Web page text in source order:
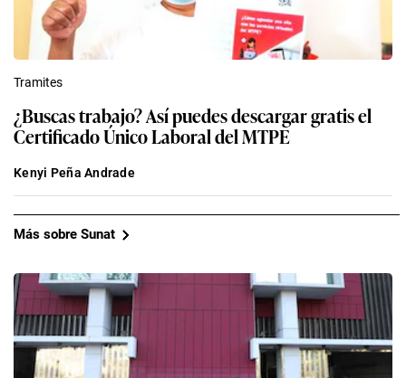
Tramites
¿Buscas trabajo? Así puedes descargar gratis el
Certificado Único Laboral del MTPE
Kenyi Peña Andrade
Más sobre Sunat